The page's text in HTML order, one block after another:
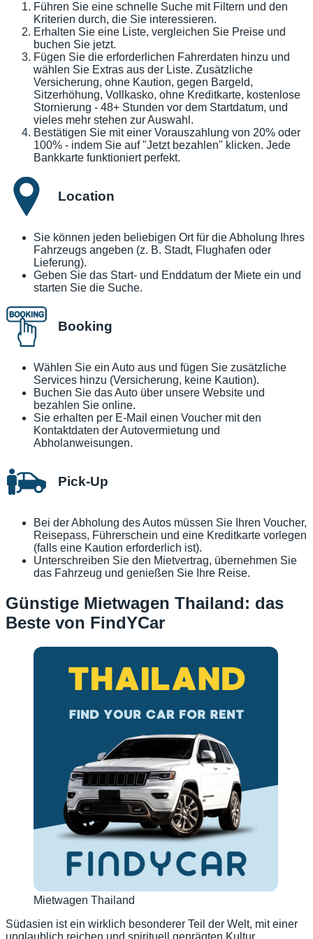
Führen Sie eine schnelle Suche mit Filtern und den
Kriterien durch, die Sie interessieren.
Erhalten Sie eine Liste, vergleichen Sie Preise und
buchen Sie jetzt.
Fügen Sie die erforderlichen Fahrerdaten hinzu und
wählen Sie Extras aus der Liste. Zusätzliche
Versicherung, ohne Kaution, gegen Bargeld,
Sitzerhöhung, Vollkasko, ohne Kreditkarte, kostenlose
Stornierung - 48+ Stunden vor dem Startdatum, und
vieles mehr stehen zur Auswahl.
Bestätigen Sie mit einer Vorauszahlung von 20% oder
100% - indem Sie auf "Jetzt bezahlen" klicken. Jede
Bankkarte funktioniert perfekt.
Location
Sie können jeden beliebigen Ort für die Abholung Ihres
Fahrzeugs angeben (z. B. Stadt, Flughafen oder
Lieferung).
Geben Sie das Start- und Enddatum der Miete ein und
starten Sie die Suche.
Booking
Wählen Sie ein Auto aus und fügen Sie zusätzliche
Services hinzu (Versicherung, keine Kaution).
Buchen Sie das Auto über unsere Website und
bezahlen Sie online.
Sie erhalten per E-Mail einen Voucher mit den
Kontaktdaten der Autovermietung und
Abholanweisungen.
Pick-Up
Bei der Abholung des Autos müssen Sie Ihren Voucher,
Reisepass, Führerschein und eine Kreditkarte vorlegen
(falls eine Kaution erforderlich ist).
Unterschreiben Sie den Mietvertrag, übernehmen Sie
das Fahrzeug und genießen Sie Ihre Reise.
Günstige Mietwagen Thailand: das
Beste von FindYCar
Mietwagen Thailand
Südasien ist ein wirklich besonderer Teil der Welt, mit einer
unglaublich reichen und spirituell geprägten Kultur,